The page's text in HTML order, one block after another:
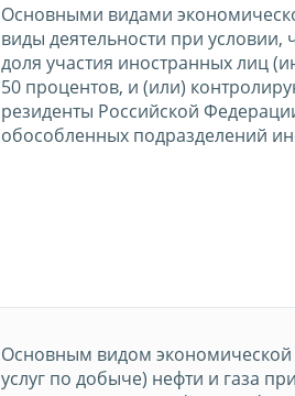
Основными видами
виды деятельности при условии,
доля участия иностранных лиц
50 процентов, и (или)
резиденты Российской
обособленных подразделений
Основным видом экономической
услуг по добыче) нефти и газа